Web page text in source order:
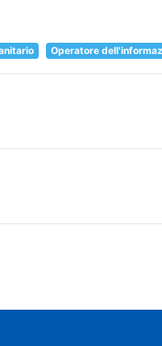
Operatore